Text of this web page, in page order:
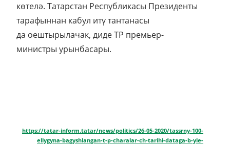
көтелә. Татарстан Республикасы Президенты
тарафыннан кабул итү тантанасы
да оештырылачак, диде ТР премьер-
министры урынбасары.
https://tatar-inform.tatar/news/politics/26-05-2020/tassrny-100-
ellygyna-bagyshlangan-t-p-charalar-ch-tarihi-dataga-b-yle-